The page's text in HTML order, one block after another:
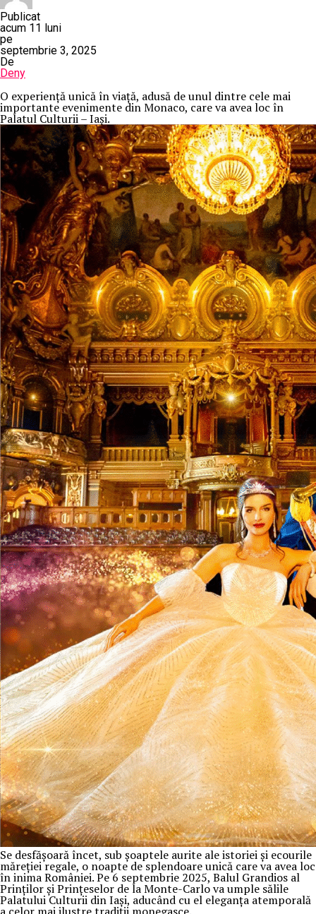
Publicat
acum 11 luni
pe
septembrie 3, 2025
De
Deny
O experiență unică în viață, adusă de unul dintre cele mai
importante evenimente din Monaco, care va avea loc în
Palatul Culturii – Iași.
Se desfășoară încet, sub șoaptele aurite ale istoriei și ecourile
măreției regale, o noapte de splendoare unică care va avea loc
în inima României. Pe 6 septembrie 2025, Balul Grandios al
Prinților și Prințeselor de la Monte-Carlo va umple sălile
Palatului Culturii din Iași, aducând cu el eleganța atemporală